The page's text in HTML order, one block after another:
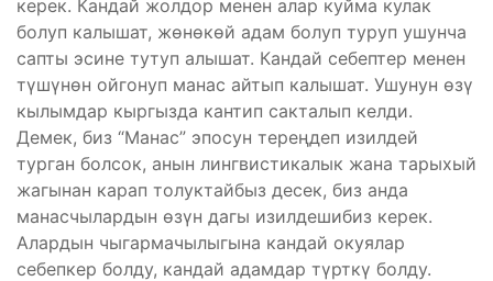
керек. Кандай жолдор менен алар куйма кулак
болуп калышат, жөнөкөй адам болуп туруп ушунча
сапты эсине тутуп алышат. Кандай себептер менен
түшүнөн ойгонуп манас айтып калышат. Ушунун өзү
кылымдар кыргызда кантип сакталып келди.
Демек, биз “Манас” эпосун тереңдеп изилдей
турган болсок, анын лингвистикалык жана тарыхый
жагынан карап толуктайбыз десек, биз анда
манасчылардын өзүн дагы изилдешибиз керек.
Алардын чыгармачылыгына кандай окуялар
себепкер болду, кандай адамдар түрткү болду.